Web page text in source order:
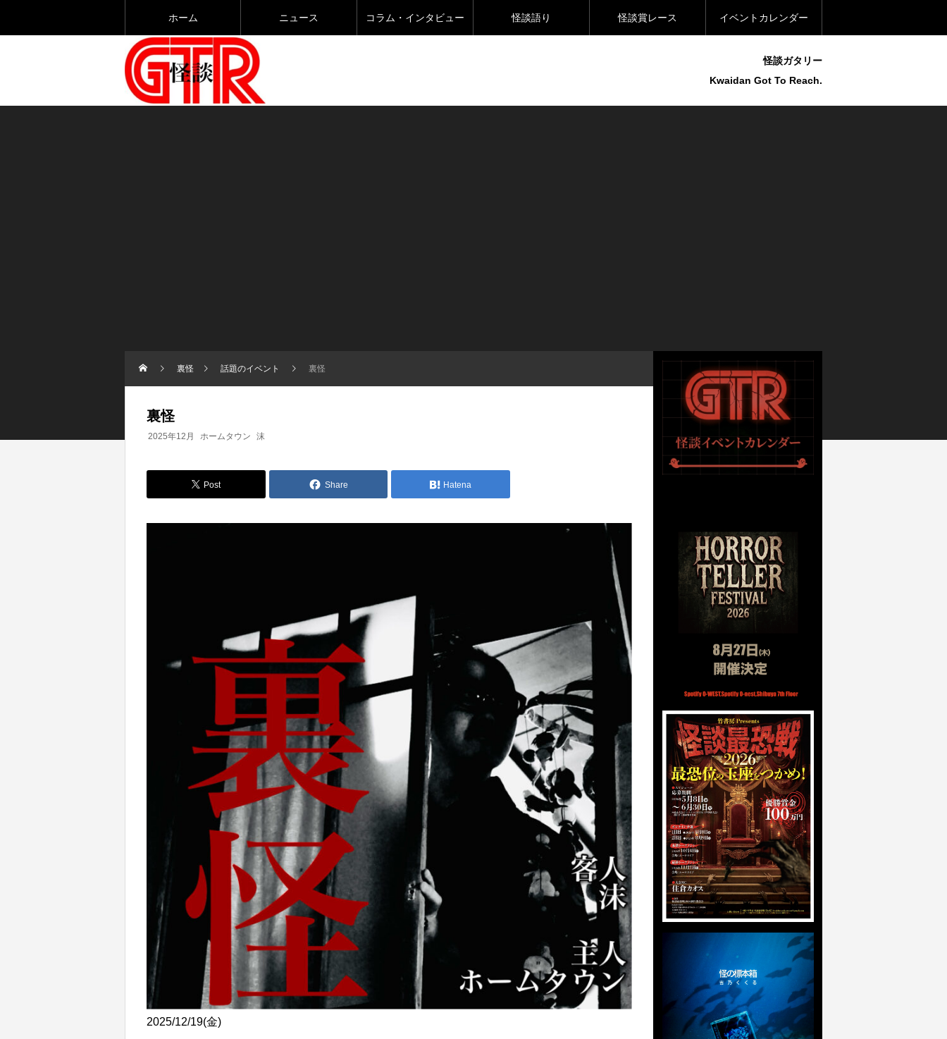
ホーム ニュース コラム・インタビュー 怪談語り 怪談賞レース イベントカレンダー
怪談ガタリー
Kwaidan Got To Reach.
裏怪 話題のイベント 裏怪
裏怪
2025年12月 ホームタウン 沫
Post Share Hatena
2025/12/19(金)